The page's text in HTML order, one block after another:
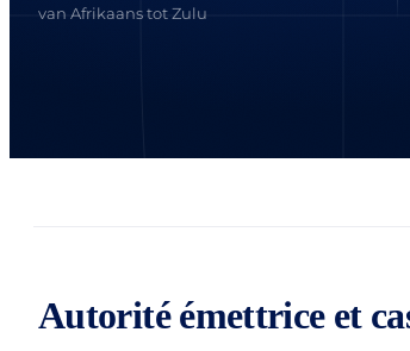
van Afrikaans tot Zulu
Autorité émettrice et